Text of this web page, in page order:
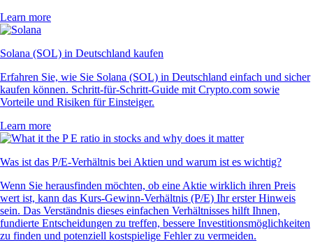
Learn more
Solana (SOL) in Deutschland kaufen
Erfahren Sie, wie Sie Solana (SOL) in Deutschland einfach und sicher
kaufen können. Schritt-für-Schritt-Guide mit Crypto.com sowie
Vorteile und Risiken für Einsteiger.
Learn more
Was ist das P/E-Verhältnis bei Aktien und warum ist es wichtig?
Wenn Sie herausfinden möchten, ob eine Aktie wirklich ihren Preis
wert ist, kann das Kurs-Gewinn-Verhältnis (P/E) Ihr erster Hinweis
sein. Das Verständnis dieses einfachen Verhältnisses hilft Ihnen,
fundierte Entscheidungen zu treffen, bessere Investitionsmöglichkeiten
zu finden und potenziell kostspielige Fehler zu vermeiden.